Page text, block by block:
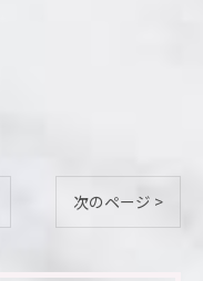
次のページ >